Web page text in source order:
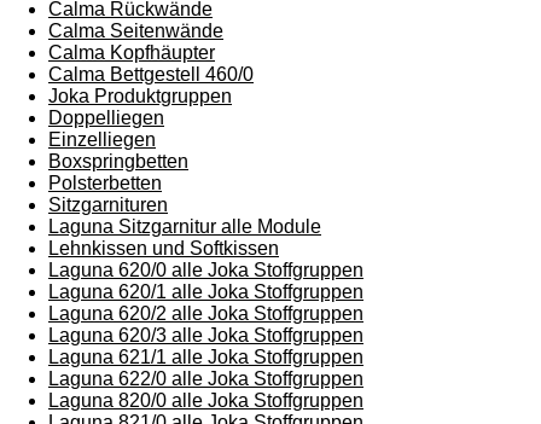
Calma Rückwände
Calma Seitenwände
Calma Kopfhäupter
Calma Bettgestell 460/0
Joka Produktgruppen
Doppelliegen
Einzelliegen
Boxspringbetten
Polsterbetten
Sitzgarnituren
Laguna Sitzgarnitur alle Module
Lehnkissen und Softkissen
Laguna 620/0 alle Joka Stoffgruppen
Laguna 620/1 alle Joka Stoffgruppen
Laguna 620/2 alle Joka Stoffgruppen
Laguna 620/3 alle Joka Stoffgruppen
Laguna 621/1 alle Joka Stoffgruppen
Laguna 622/0 alle Joka Stoffgruppen
Laguna 820/0 alle Joka Stoffgruppen